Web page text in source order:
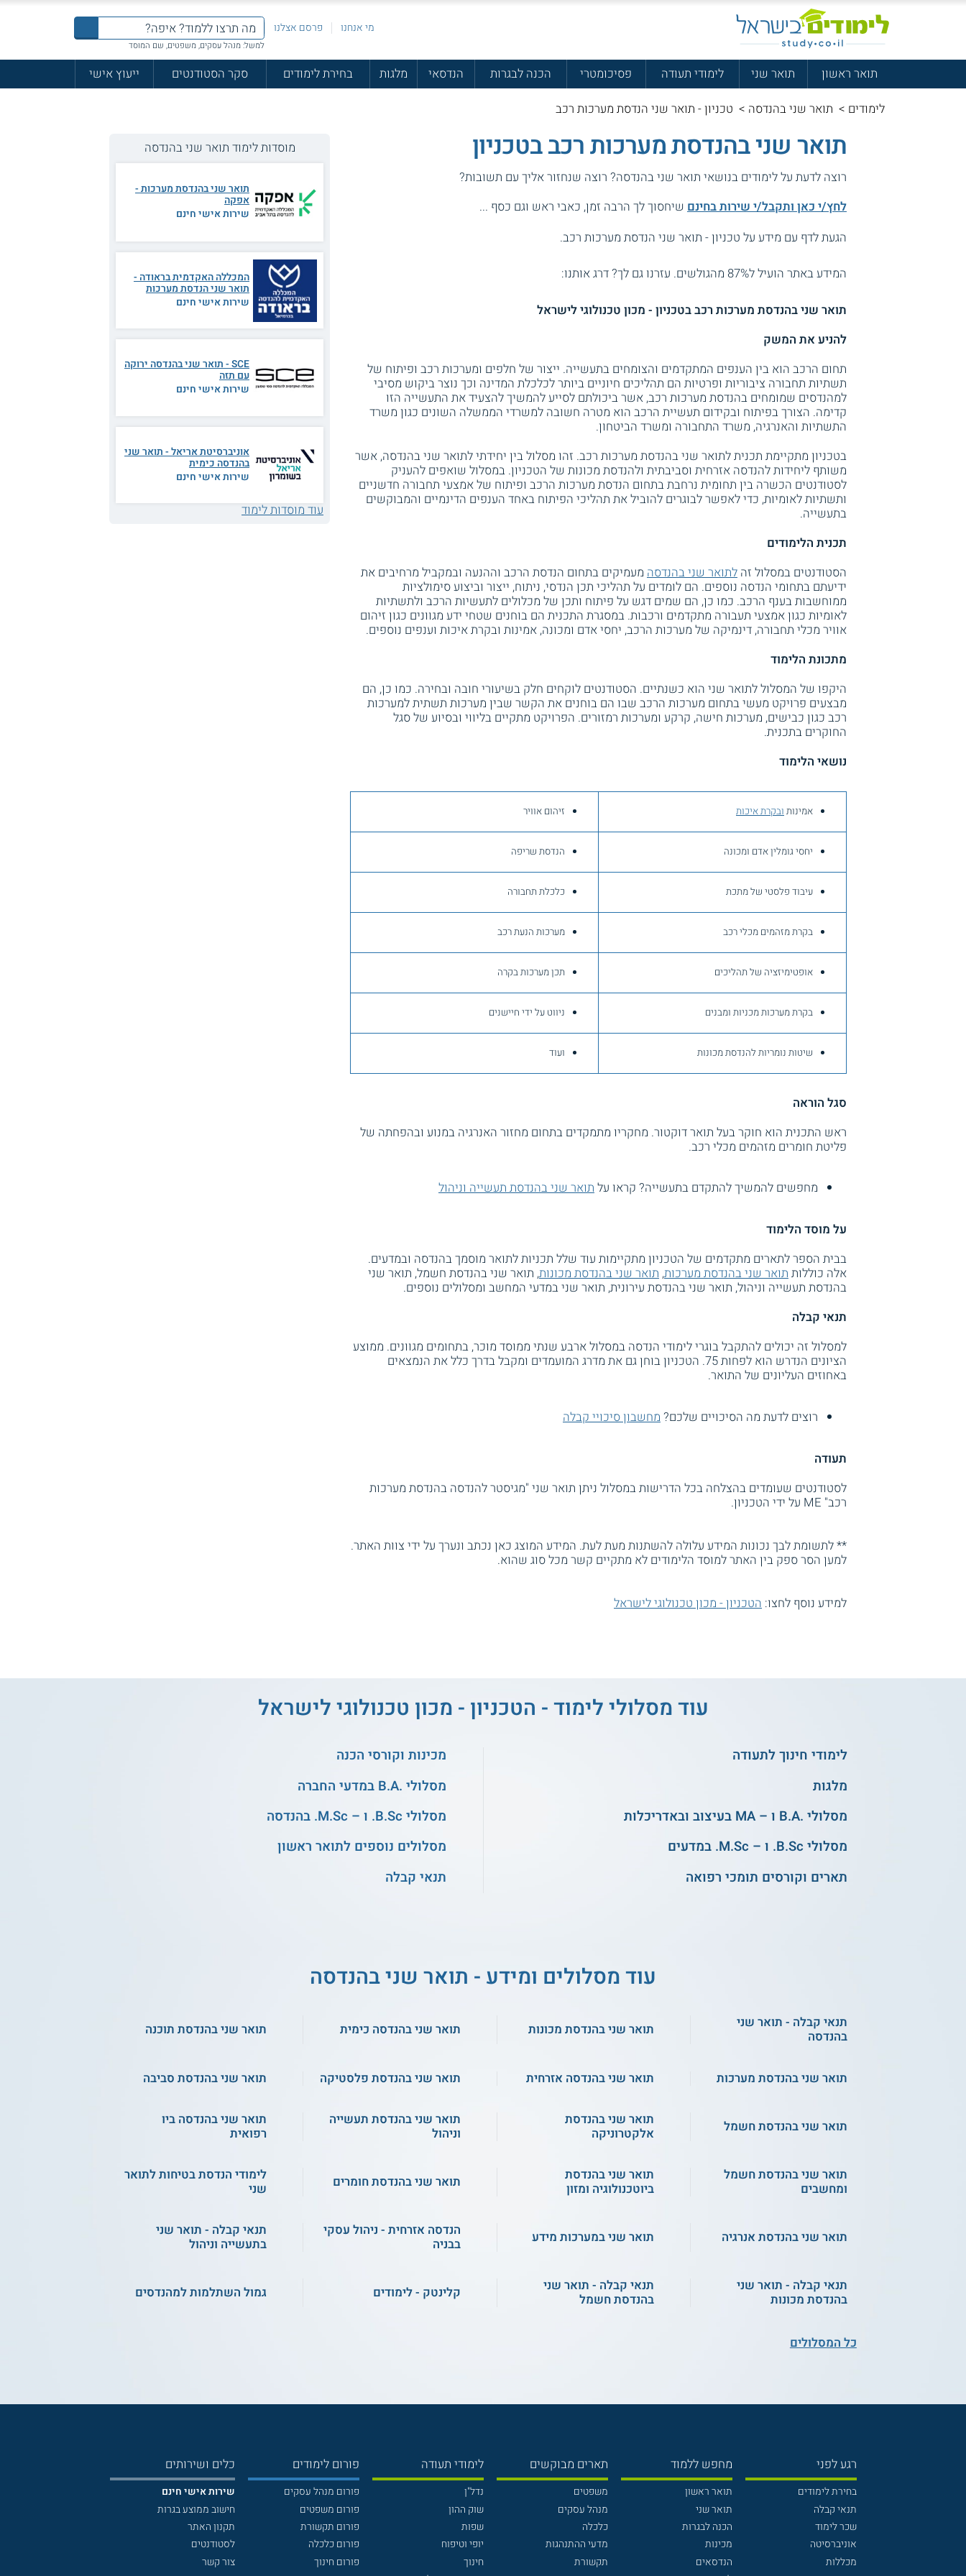
מי אנחנו פרסם אצלנו
למשל: מנהל עסקים, משפטים, שם המוסד
תואר ראשון תואר שני לימודי תעודה פסיכומטרי הכנה לבגרות הנדסאי מלגות בחירת לימודים סקר הסטודנטים
ייעוץ אישי
לימודים > תואר שני בהנדסה > טכניון - תואר שני הנדסת מערכות רכב
תואר שני בהנדסת מערכות רכב בטכניון
רוצה לדעת על לימודים בנושאי תואר שני בהנדסה? רוצה שנחזור אליך עם תשובות?
לחץ/י כאן ותקבל/י שירות בחינם שיחסוך לך הרבה זמן, כאבי ראש וגם כסף ...
הגעת לדף עם מידע על טכניון - תואר שני הנדסת מערכות רכב.
המידע באתר הועיל ל87% מהגולשים.
עזרנו גם לך? דרג אותנו:
תואר שני בהנדסת מערכות רכב בטכניון - מכון טכנולוגי לישראל
להניע את המשק
תחום הרכב הוא בין הענפים המתקדמים והצומחים בתעשייה. ייצור של חלפים ומערכות רכב ופיתוח של
תשתיות תחבורה ציבוריות ופרטיות הם תהליכים חיוניים ביותר לכלכלת המדינה וכך נוצר ביקוש מסיבי
למהנדסים שמומחים בהנדסת מערכות רכב, אשר ביכולתם לסייע להמשיך להצעיד את התעשייה הזו
קדימה. הצורך בפיתוח ובקידום תעשיית הרכב הוא מטרה חשובה למשרדי הממשלה השונים כגון משרד
התשתיות והאנרגיה, משרד התחבורה ומשרד הביטחון.
בטכניון מתקיימת תכנית לתואר שני בהנדסת מערכות רכב. זהו מסלול בין יחידתי לתואר שני בהנדסה, אשר
משותף ליחידות להנדסה אזרחית וסביבתית ולהנדסת מכונות של הטכניון. במסלול שואפים להעניק
לסטודנטים הכשרה בין תחומית נרחבת בתחום הנדסת מערכות הרכב ופיתוח של אמצעי תחבורה חדשניים
ותשתיות לאומיות, כדי לאפשר לבוגרים להוביל את תהליכי הפיתוח באחד הענפים הדינמיים והמבוקשים
בתעשייה.
תכנית הלימודים
הסטודנטים במסלול זה לתואר שני בהנדסה מעמיקים בתחום הנדסת הרכב וההנעה ובמקביל מרחיבים את
ידיעתם בתחומי הנדסה נוספים. הם לומדים על תהליכי תכן הנדסי, ניתוח, ייצור וביצוע סימולציות
ממוחשבות בענף הרכב. כמו כן, הם שמים דגש על פיתוח ותכן של מכלולים לתעשיות הרכב ולתשתיות
לאומיות כגון אמצעי תעבורה מתקדמים ורכבות. במסגרת התכנית הם בוחנים שטחי ידע מגוונים כגון זיהום
אוויר מכלי תחבורה, דינמיקה של מערכות הרכב, יחסי אדם ומכונה, אמינות ובקרת איכות וענפים נוספים.
מתכונת הלימוד
היקפו של המסלול לתואר שני הוא כשנתיים. הסטודנטים לוקחים חלק בשיעורי חובה ובחירה. כמו כן, הם
מבצעים פרויקט מעשי בתחום מערכות הרכב שבו הם בוחנים את הקשר שבין מערכות תשתית למערכות
רכב כגון כבישים, מערכות חישה, קרקע ומערכות רמזורים. הפרויקט מתקיים בליווי ובסיוע של סגל
החוקרים בתכנית.
נושאי הלימוד
אמינות ובקרת איכות זיהום אוויר
יחסי גומלין אדם ומכונה הנדסת שריפה
עיבוד פלסטי של מתכת כלכלת תחבורה
בקרת מזהמים מכלי רכב מערכות הנעת רכב
אופטימיזציה של תהליכים תכן מערכות בקרה
בקרת מערכות מכניות ומבנים ניווט על ידי חיישנים
שיטות נומריות להנדסת מכונות ועוד
סגל הוראה
ראש התכנית הוא חוקר בעל תואר דוקטור. מחקריו מתמקדים בתחום מחזור האנרגיה במנוע ובהפחתה של
פליטת חומרים מזהמים מכלי רכב.
מחפשים להמשיך להתקדם בתעשייה? קראו עלתואר שני בהנדסת תעשייה וניהול
על מוסד הלימוד
בבית הספר לתארים מתקדמים של הטכניון מתקיימות עוד שלל תכניות לתואר מוסמך בהנדסה ובמדעים.
אלה כוללותתואר שני בהנדסת מערכות,תואר שני בהנדסת מכונות, תואר שני בהנדסת חשמל, תואר שני
בהנדסת תעשייה וניהול, תואר שני בהנדסת עירונית, תואר שני במדעי המחשב ומסלולים נוספים.
תנאי קבלה
למסלול זה יכולים להתקבל בוגרי לימודי הנדסה במסלול ארבע שנתי ממוסד מוכר, בתחומים מגוונים. ממוצע
הציונים הנדרש הוא לפחות 75. הטכניון בוחן גם את מדרג המועמדים ומקבל בדרך כלל את הנמצאים
באחוזים העליונים של התואר.
רוצים לדעת מה הסיכויים שלכם? מחשבון סיכויי קבלה
תעודה
לסטודנטים שעומדים בהצלחה בכל הדרישות במסלול ניתן תואר שני "מגיסטר להנדסה בהנדסת מערכות
רכב" ME על ידי הטכניון.
** לתשומת לבך נכונות המידע עלולה להשתנות מעת לעת. המידע המוצג כאן נכתב ונערך על ידי צוות האתר.
למען הסר ספק בין האתר למוסד הלימודים לא מתקיים קשר מכל סוג שהוא.
למידע נוסף לחצו: הטכניון - מכון טכנולוגי לישראל
מוסדות לימוד תואר שני בהנדסה
תואר שני בהנדסת מערכות -
אפקה
שירות אישי חינם
המכללה האקדמית בראודה -
תואר שני הנדסת מערכות
שירות אישי חינם
SCE - תואר שני בהנדסה ירוקה
עם תזה
שירות אישי חינם
אוניברסיטת אריאל - תואר שני
בהנדסה כימית
שירות אישי חינם
עוד מוסדות לימוד
עוד מסלולי לימוד - הטכניון - מכון טכנולוגי לישראל
לימודי חינוך לתעודה
מלגות
מסלולי .B.A ו – MA בעיצוב ובאדריכלות
מסלולי B.Sc. ו – M.Sc. במדעים
תארים וקורסים תומכי רפואה
מכינות וקורסי הכנה
מסלולי .B.A במדעי החברה
מסלולי B.Sc. ו – M.Sc. בהנדסה
מסלולים נוספים לתואר ראשון
תנאי קבלה
עוד מסלולים ומידע - תואר שני בהנדסה
תנאי קבלה - תואר שני
בהנדסה
תואר שני בהנדסת מכונות תואר שני בהנדסה כימית תואר שני בהנדסת תוכנה
תואר שני בהנדסת מערכות תואר שני בהנדסה אזרחית תואר שני בהנדסת פלסטיקה תואר שני בהנדסת סביבה
תואר שני בהנדסת חשמל
תואר שני בהנדסת
אלקטרוניקה
תואר שני בהנדסת תעשייה
וניהול
תואר שני בהנדסה ביו
רפואית
תואר שני בהנדסת חשמל
ומחשבים
תואר שני בהנדסת
ביוטכנולוגיה ומזון
תואר שני בהנדסת חומרים
לימודי הנדסת בטיחות לתואר
שני
תואר שני בהנדסת אנרגיה תואר שני במערכות מידע
הנדסה אזרחית - ניהול עסקי
בבניה
תנאי קבלה - תואר שני
בתעשייה וניהול
תנאי קבלה - תואר שני
בהנדסת מכונות
תנאי קבלה - תואר שני
בהנדסת חשמל
קלינטק - לימודים גמול השתלמות למהנדסים
כל המסלולים
רגע לפני
בחירת לימודים
תנאי קבלה
שכר לימוד
אוניברסיטה
מכללות
מחפש ללמוד
תואר ראשון
תואר שני
הכנה לבגרות
מכינות
הנדסאים
תארים מבוקשים
משפטים
מנהל עסקים
כלכלה
מדעי ההתנהגות
תקשורת
לימודי תעודה
נדל"ן
שוק ההון
שפות
יופי וטיפוח
חינוך
פורום לימודים
פורום מנהל עסקים
פורום משפטים
פורום תקשורת
פורום כלכלה
פורום חינוך
כלים ושירותים
שירות אישי חינם
חישוב ממוצע בגרות
תקנון האתר
לסטודנטים
צור קשר